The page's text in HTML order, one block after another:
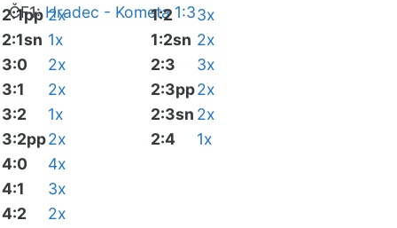
ČF1:Hradec - Kometa 1:3
2:1pp 2x
2:1sn 1x
3:0
2x
3:1
2x
3:2
1x
3:2pp2x
4:0
4x
4:1
3x
4:2
2x
1:2
3x
1:2sn 2x
2:3
3x
2:3pp2x
2:3sn 2x
2:4
1x